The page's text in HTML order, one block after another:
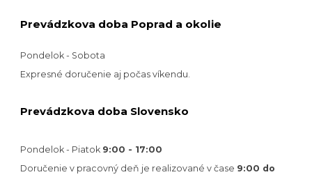
Prevádzkova doba Poprad a okolie
Pondelok - Sobota
Expresné doručenie aj počas víkendu.
Prevádzkova doba Slovensko
Pondelok - Piatok 9:00 - 17:00
Doručenie v pracovný deň je realizované v čase 9:00 do